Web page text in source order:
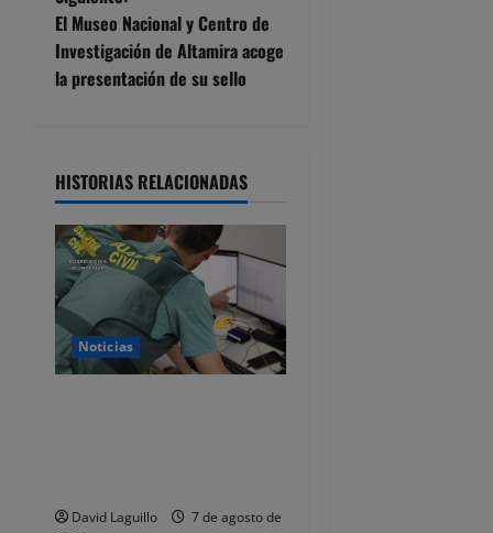
v
e
c
i
ó
n
d
n
El Museo Nacional y Centro de
Investigación de Altamira acoge
la presentación de su sello
HISTORIAS RELACIONADAS
Noticias
David Laguillo
7 de agosto de